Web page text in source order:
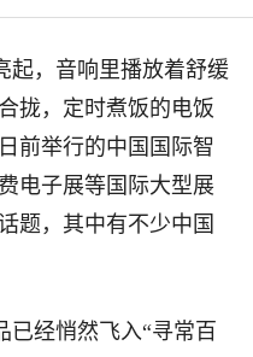
，音响里播放着舒缓
拢，定时煮饭的电饭
前举行的中国国际智
电子展等国际大型展
题，其中有不少中国
经悄然飞入“寻常百